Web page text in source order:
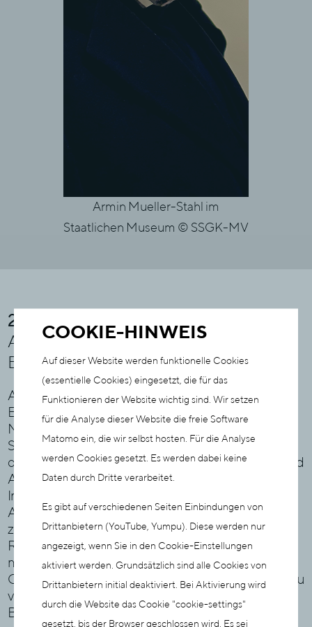
COOKIE-HINWEIS
Auf dieser Website werden funktionelle Cookies
(essentielle Cookies) eingesetzt, die für das
Funktionieren der Website wichtig sind. Wir setzen
für die Analyse dieser Website die freie Software
Matomo ein, die wir selbst hosten. Für die Analyse
werden Cookies gesetzt. Es werden dabei keine
Daten durch Dritte verarbeitet.
Es gibt auf verschiedenen Seiten Einbindungen von
Drittanbietern (YouTube, Yumpu). Diese werden nur
angezeigt, wenn Sie in den Cookie-Einstellungen
aktiviert werden. Grundsätzlich sind alle Cookies von
Drittanbietern initial deaktiviert. Bei Aktivierung wird
durch die Website das Cookie "cookie-settings"
gesetzt, bis der Browser geschlossen wird. Es sei
Armin Mueller-Stahl im
Staatlichen Museum © SSGK-MV
22. April bis 26. Mai 2026
Armin Mueller-Stahl - „Zwischen den
Bildern“
Anlässlich seiner Auszeichnung als
Ehrenpreisträger des diesjährigen Filmkunstfest
Mecklenburg-Vorpommern widmet sich auch das
Staatliche Museum einem Künstler, der weit über
das Kino hinauswirkt. Gezeigt werden Gemälde und
Arbeiten von Armin Mueller-Stahl.
Im Zusammenspiel mit der Sammlung treten seine
Arbeiten in direkten Dialog mit historischen und
zeitgenössischen Werken. Auf Staffeleien in die
Räume der Dauerausstellung integriert, entstehen
mit den Bildern Mueller-Stahls
Gegenüberstellungen, die Motive und Themen neu
verbinden und neue Blickwinkel eröffnen.
Begleitend zum Filmkunstfest zeigt das Museum